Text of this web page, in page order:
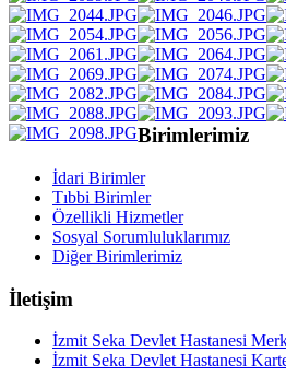
Birimlerimiz
İdari Birimler
Tıbbi Birimler
Özellikli Hizmetler
Sosyal Sorumluluklarımız
Diğer Birimlerimiz
İletişim
İzmit Seka Devlet Hastanesi
İzmit Seka Devlet Hastanesi